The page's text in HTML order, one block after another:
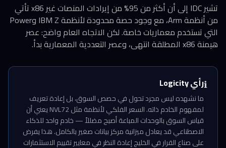
تشير IDC إلى أن أكثر من 95% من إيرادات المنصات غير x86 تأتي
من أنظمة Arm، مع وجود حصة محدودة لأنظمة IBM Z وPower
التي تستخدم معماريات خاصة. لكن الاتجاه العام واضح: عصر
هيمنة x86 المطلقة انتهى، وعصر التعددية المعمارية بدأ.
ℹ️رأي Logicity
ما نشهده ليس مجرد تحول في حصص السوق، بل إعادة تعريف
لمفهوم الخادم ذاته. السعر الفلكي لأنظمة مثل NVL72 يعني أن
قياس السوق بالوحدات المباعة أصبح مضللاً — خادم واحد للذكاء
الاصطناعي قد يعادل ميزانية مركز بيانات صغير بالكامل. هذا يفرض
على صناع القرار في الخليج إعادة النظر في معايير تقييم الاستثمارات